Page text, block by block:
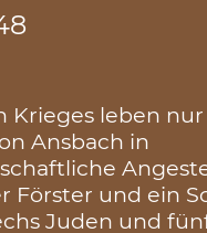
Krieges leben
Ansbach in
Förster und ein
Juden und